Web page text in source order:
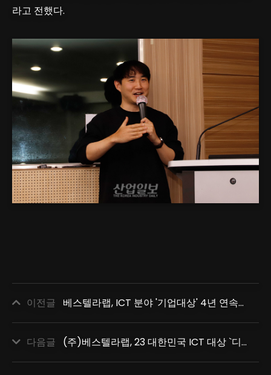
라고 전했다.
이전글 베스텔라랩, ICT 분야 '기업대상' 4년 연속상 수상
다음글 (주)베스텔라랩, 23 대한민국 ICT 대상 `디지털 기술 분야 특별상` 수상